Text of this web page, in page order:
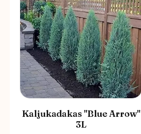
Kaljukadakas "Blue Arrow"
3L